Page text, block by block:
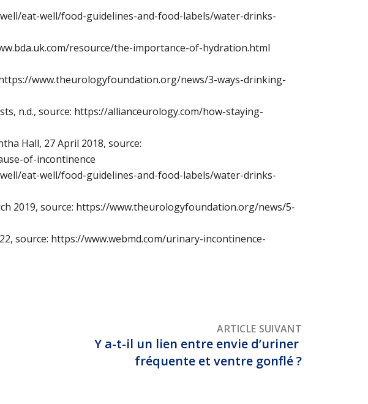
eat-well/food-guidelines-and-food-labels/water-drinks-
resource/the-importance-of-hydration.html
www.theurologyfoundation.org/news/3-ways-drinking-
n.d., source: https://allianceurology.com/how-staying-
Hall, 27 April 2018, source:
of-incontinence
eat-well/food-guidelines-and-food-labels/water-drinks-
2019, source: https://www.theurologyfoundation.org/news/5-
source: https://www.webmd.com/urinary-incontinence-
ARTICLE SUIVANT
Y a-t-il un lien entre envie d’uriner
fréquente et ventre gonflé ?